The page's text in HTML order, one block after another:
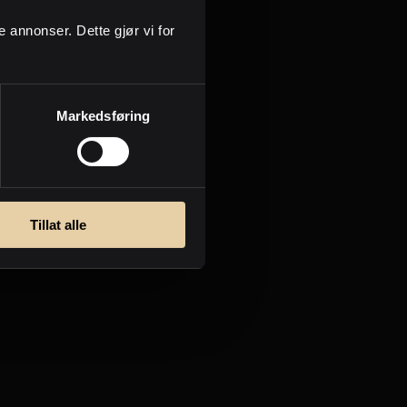
annonser. Dette gjør vi for
Markedsføring
Tillat alle